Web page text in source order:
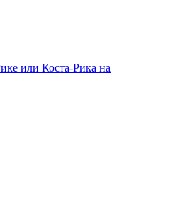
или Коста-Рика на